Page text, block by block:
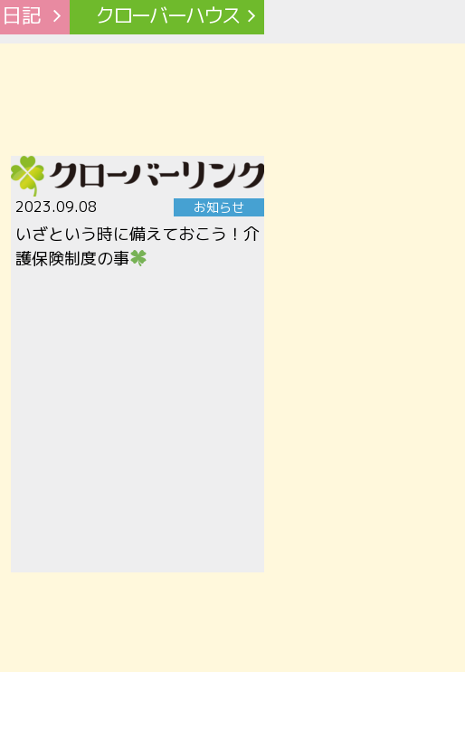
日記 クローバーハウス
2023.09.08 お知らせ
いざという時に備えておこう！介
護保険制度の事